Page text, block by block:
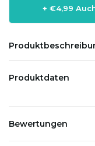
+ €4,99
Produktdaten
Bewertungen